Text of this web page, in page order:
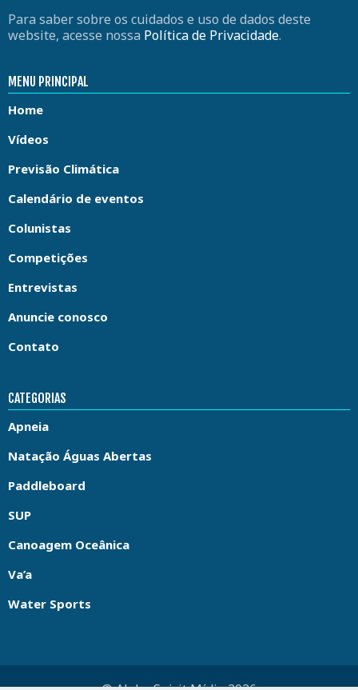
Para saber sobre os cuidados e uso de dados deste
website, acesse nossa Política de Privacidade.
MENU PRINCIPAL
Home
Vídeos
Previsão Climática
Calendário de eventos
Colunistas
Competições
Entrevistas
Anuncie conosco
Contato
CATEGORIAS
Apneia
Natação Águas Abertas
Paddleboard
SUP
Canoagem Oceânica
Va’a
Water Sports